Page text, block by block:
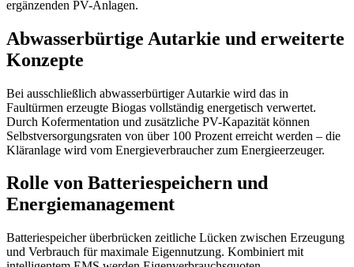
ergänzenden PV-Anlagen.
Abwasserbürtige Autarkie und erweiterte
Konzepte
Bei ausschließlich abwasserbürtiger Autarkie wird das in
Faultürmen erzeugte Biogas vollständig energetisch verwertet.
Durch Kofermentation und zusätzliche PV-Kapazität können
Selbstversorgungsraten von über 100 Prozent erreicht werden – die
Kläranlage wird vom Energieverbraucher zum Energieerzeuger.
Rolle von Batteriespeichern und
Energiemanagement
Batteriespeicher überbrücken zeitliche Lücken zwischen Erzeugung
und Verbrauch für maximale Eigennutzung. Kombiniert mit